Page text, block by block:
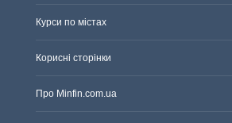
Курси по містах
Корисні сторінки
Про Minfin.com.ua